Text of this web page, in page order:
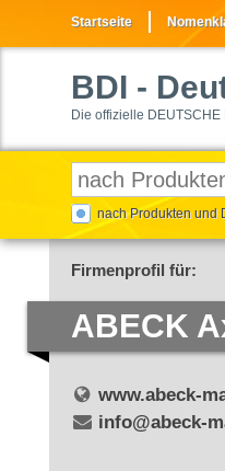
Startseite
BDI -
Die offizielle
nach Produkten und
Firmenprofil für:
ABECK
www.abeck-
info@abeck-